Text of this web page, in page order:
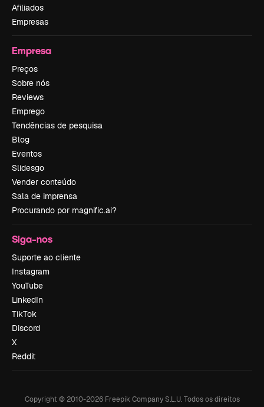
Afiliados
Empresas
Empresa
Preços
Sobre nós
Reviews
Emprego
Tendências de pesquisa
Blog
Eventos
Slidesgo
Vender conteúdo
Sala de imprensa
Procurando por magnific.ai?
Siga-nos
Suporte ao cliente
Instagram
YouTube
LinkedIn
TikTok
Discord
X
Reddit
Copyright © 2010-2026Freepik Company S.L.U. Todos os direitos